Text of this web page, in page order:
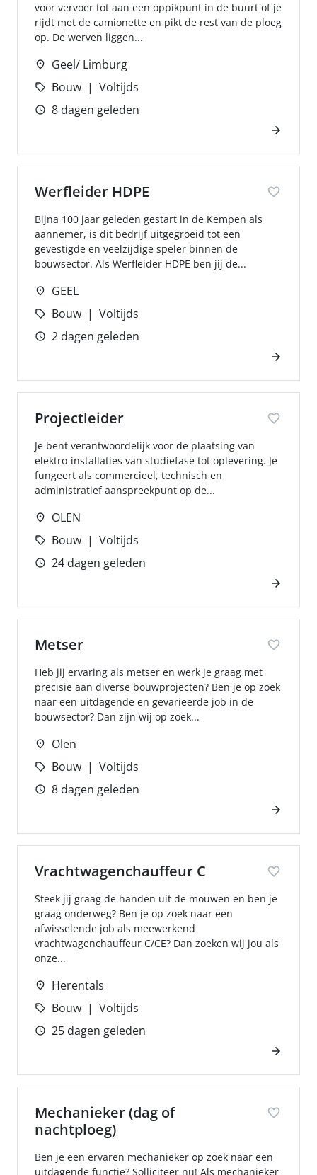
voor vervoer tot aan een oppikpunt in de buurt of je
rijdt met de camionette en pikt de rest van de ploeg
op. De werven liggen...
Geel/ Limburg
Bouw
Voltijds
8 dagen geleden
Werfleider HDPE
Bijna 100 jaar geleden gestart in de Kempen als
aannemer, is dit bedrijf uitgegroeid tot een
gevestigde en veelzijdige speler binnen de
bouwsector. Als Werfleider HDPE ben jij de...
GEEL
Bouw
Voltijds
2 dagen geleden
Projectleider
Je bent verantwoordelijk voor de plaatsing van
elektro-installaties van studiefase tot oplevering. Je
fungeert als commercieel, technisch en
administratief aanspreekpunt op de...
OLEN
Bouw
Voltijds
24 dagen geleden
Metser
Heb jij ervaring als metser en werk je graag met
precisie aan diverse bouwprojecten? Ben je op zoek
naar een uitdagende en gevarieerde job in de
bouwsector? Dan zijn wij op zoek...
Olen
Bouw
Voltijds
8 dagen geleden
Vrachtwagenchauffeur C
Steek jij graag de handen uit de mouwen en ben je
graag onderweg? Ben je op zoek naar een
afwisselende job als meewerkend
vrachtwagenchauffeur C/CE? Dan zoeken wij jou als
onze...
Herentals
Bouw
Voltijds
25 dagen geleden
Mechanieker (dag of
nachtploeg)
Ben je een ervaren mechanieker op zoek naar een
uitdagende functie? Solliciteer nu! Als mechanieker